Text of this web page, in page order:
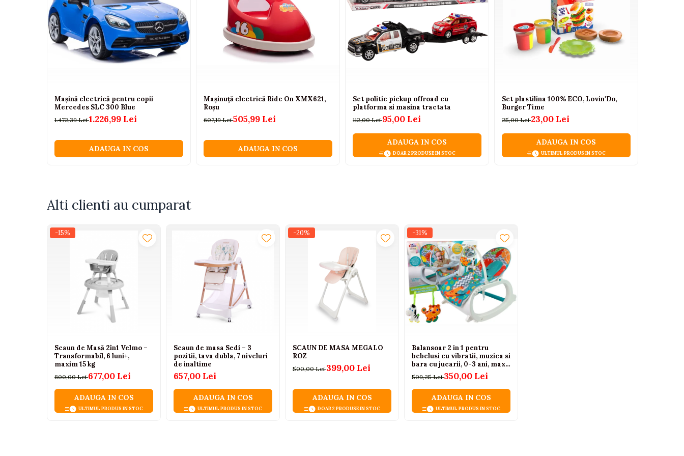
Camioane electrice
Imbracaminte
Seturi copii si bebelusi
Treninguri copii
Baia bebelusului
Seturi de hranire
Cani, pahare si accesorii
Suzete si accesorii
Incalzitoare pentru biberoane si
Mașină electrică pentru copii
Mercedes SLC 300 Blue
1.472,39 Lei1.226,99 Lei
ADAUGA IN COS
Mașinuță electrică Ride On XMX621,
Roșu
607,19 Lei505,99 Lei
ADAUGA IN COS
Set politie pickup offroad cu
platforma si masina tractata
112,00 Lei95,00 Lei
ADAUGA IN COS
DOAR 2 PRODUSE IN STOC
Set plastilina 100% ECO, Lovin'Do,
Burger Time
25,00 Lei23,00 Lei
ADAUGA IN COS
ULTIMUL PRODUS IN STOC
Alti clienti au cumparat
-15%
Scaun de Masă 2în1 Velmo –
Transformabil, 6 luni+,
maxim 15 kg
800,00 Lei677,00 Lei
ADAUGA IN COS
ULTIMUL PRODUS IN STOC
Scaun de masa Sedi – 3
pozitii, tava dubla, 7 niveluri
de inaltime
657,00 Lei
ADAUGA IN COS
ULTIMUL PRODUS IN STOC
-20%
SCAUN DE MASA MEGALO
ROZ
500,00 Lei399,00 Lei
ADAUGA IN COS
DOAR 2 PRODUSE IN STOC
-31%
Balansoar 2 in 1 pentru
bebelusi cu vibratii, muzica si
bara cu jucarii, 0-3 ani, max.
509,25 Lei350,00 Lei
ADAUGA IN COS
ULTIMUL PRODUS IN STOC